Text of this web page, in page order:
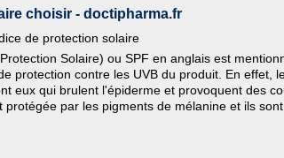
choisir - doctipharma.fr
de protection solaire
Solaire) ou SPF en anglais est
protection contre les UVB du produit. En effet,
eux qui brulent l'épiderme et provoquent des
par les pigments de mélanine et ils sont